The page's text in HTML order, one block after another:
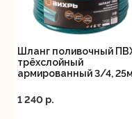
Шланг поливочный
трёхслойный
армированный 3/4, 25м
1 240 p.